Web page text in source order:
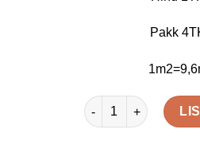
Pakk
LAVALAUD SHP